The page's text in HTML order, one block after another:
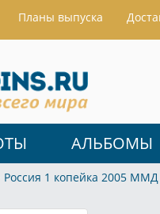
Планы выпуска
АЛЬБОМЫ
Россия 1 копейка 2005 ММД